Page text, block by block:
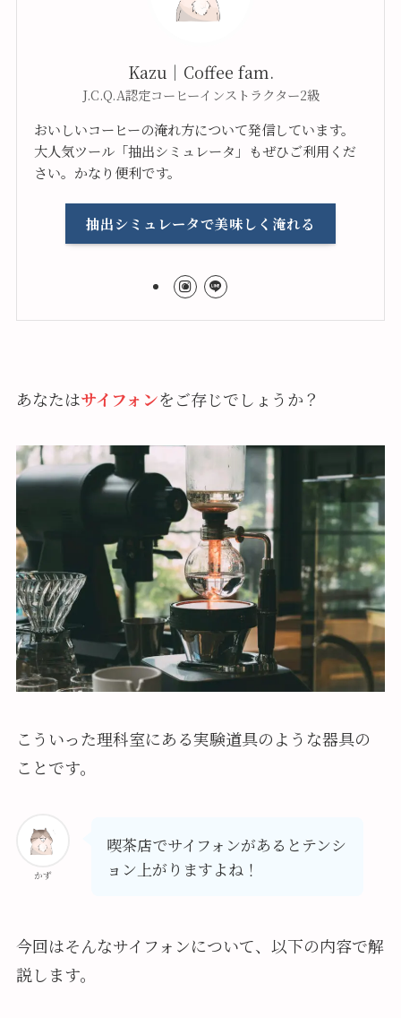
Kazu｜Coffee fam.
J.C.Q.A認定コーヒーインストラクター2級
おいしいコーヒーの淹れ方について発信しています。
大人気ツール「抽出シミュレータ」もぜひご利用くだ
さい。かなり便利です。
抽出シミュレータで美味しく淹れる
あなたはサイフォンをご存じでしょうか？
こういった理科室にある実験道具のような器具の
ことです。
かず
喫茶店でサイフォンがあるとテンシ
ョン上がりますよね！
今回はそんなサイフォンについて、以下の内容で解
説します。